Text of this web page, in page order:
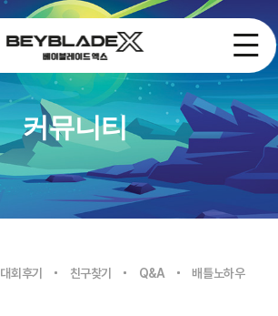
커뮤니티
대회후기 친구찾기 Q&A 배틀노하우